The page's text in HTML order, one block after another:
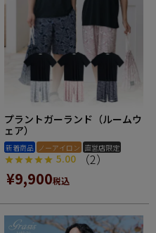
プラントガーランド（ルームウ
ェア）
新着商品 ノーアイロン 直営店限定
5.00 （2）
¥9,900税込